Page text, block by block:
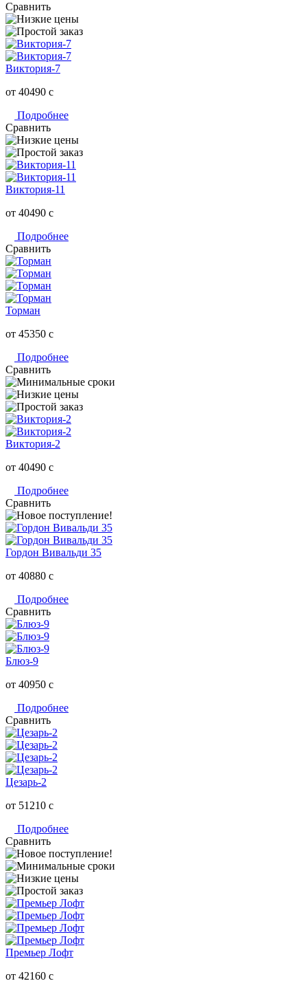
Сравнить
Виктория-7
от 40490 c
Подробнее
Сравнить
Виктория-11
от 40490 c
Подробнее
Сравнить
Торман
от 45350 c
Подробнее
Сравнить
Виктория-2
от 40490 c
Подробнее
Сравнить
Гордон Вивальди 35
от 40880 c
Подробнее
Сравнить
Блюз-9
от 40950 c
Подробнее
Сравнить
Цезарь-2
от 51210 c
Подробнее
Сравнить
Премьер Лофт
от 42160 c